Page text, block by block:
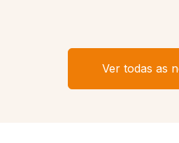
Ver todas as